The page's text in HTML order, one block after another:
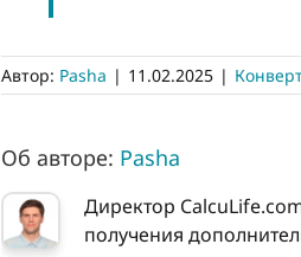
Автор: Pasha | 11.02.2025 |
Об авторе: Pasha
Директор
получения